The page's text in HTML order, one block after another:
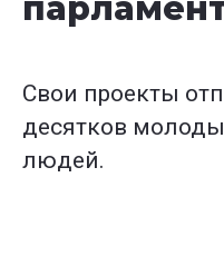
Свои проекты
десятков
людей.